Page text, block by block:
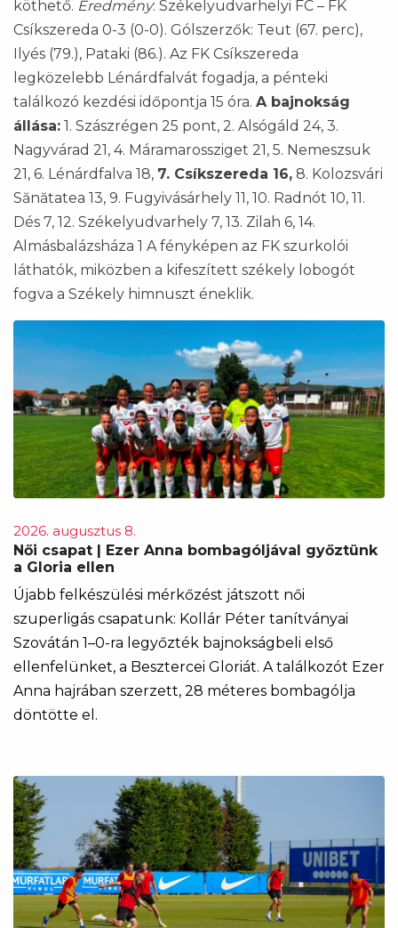
köthető. Eredmény: Székelyudvarhelyi FC – FK
Csíkszereda 0-3 (0-0). Gólszerzők: Teut (67. perc),
Ilyés (79.), Pataki (86.). Az FK Csíkszereda
legközelebb Lénárdfalvát fogadja, a pénteki
találkozó kezdési időpontja 15 óra. A bajnokság
állása: 1. Szászrégen 25 pont, 2. Alsógáld 24, 3.
Nagyvárad 21, 4. Máramarossziget 21, 5. Nemeszsuk
21, 6. Lénárdfalva 18, 7. Csíkszereda 16, 8. Kolozsvári
Sănătatea 13, 9. Fugyivásárhely 11, 10. Radnót 10, 11.
Dés 7, 12. Székelyudvarhely 7, 13. Zilah 6, 14.
Almásbalázsháza 1 A fényképen az FK szurkolói
láthatók, miközben a kifeszített székely lobogót
fogva a Székely himnuszt éneklik.
2026. augusztus 8.
Női csapat | Ezer Anna bombagóljával győztünk
a Gloria ellen
Újabb felkészülési mérkőzést játszott női
szuperligás csapatunk: Kollár Péter tanítványai
Szovátán 1–0-ra legyőzték bajnokságbeli első
ellenfelünket, a Besztercei Gloriát. A találkozót Ezer
Anna hajrában szerzett, 28 méteres bombagólja
döntötte el.